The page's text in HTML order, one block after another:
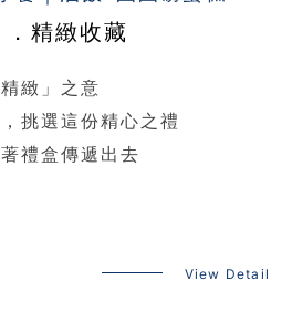
精緻收藏
緻」之意
挑選這份精心之禮
禮盒傳遞出去
View Detail
View Detail
View Detail
View Detail
View Detail